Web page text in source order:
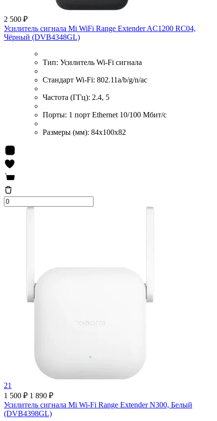
2 500 ₽
Усилитель сигнала Mi WiFi Range Extender AC1200 RC04,
Чёрный (DVB4348GL)
Тип: Усилитель Wi-Fi сигнала
Стандарт Wi-Fi: 802.11a/b/g/n/ac
Частота (ГГц): 2.4, 5
Порты: 1 порт Ethernet 10/100 Мбит/с
Размеры (мм): 84х100х82
21
1 500 ₽ 1 890 ₽
Усилитель сигнала Mi Wi-Fi Range Extender N300, Белый
(DVB4398GL)